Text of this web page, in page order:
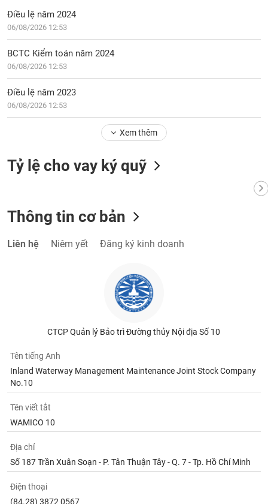
Điều lệ năm 2024
06/08/2026 12:53
BCTC Kiểm toán năm 2024
06/08/2026 12:53
Điều lệ năm 2023
06/08/2026 12:53
Xem thêm
Tỷ lệ cho vay ký quỹ
Thông tin cơ bản
Liên hệ Niêm yết Đăng ký kinh doanh
CTCP Quản lý Bảo trì Đường thủy Nội địa Số 10
Tên tiếng Anh
Inland Waterway Management Maintenance Joint Stock Company
No.10
Tên viết tắt
WAMICO 10
Địa chỉ
Số 187 Trần Xuân Soạn - P. Tân Thuận Tây - Q. 7 - Tp. Hồ Chí Minh
Điện thoại
(84.28) 3872 0567
Thuật
ngữ
(-)
vụ
(-)
Sách
tài
Truyền
tài
chính
Dữ
liệu